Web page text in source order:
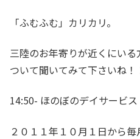
「ふむふむ」カリカリ。
三陸のお年寄りが近くにい
ついて聞いてみて下さいね！
14:50- ほのぼのデイサービス
２０１１年１０月１日から